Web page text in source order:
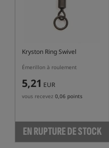
Kryston Ring Swivel
Émerillon à roulement
5,21 EUR
vous recevez 0,06 points
EN RUPTURE DE STOCK